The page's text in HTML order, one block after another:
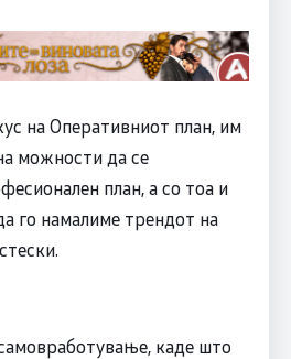
на Оперативниот план, им
можности да се
план, а со тоа и
го намалиме трендот на
каде што